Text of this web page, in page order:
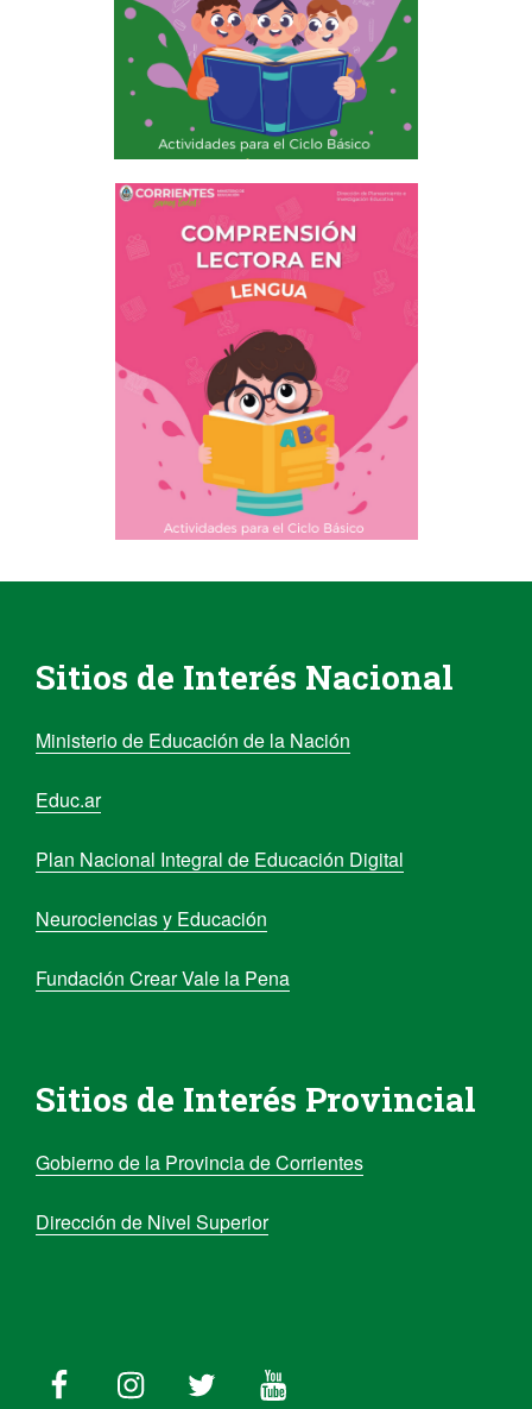
Sitios de Interés Nacional
Ministerio de Educación de la Nación
Educ.ar
Plan Nacional Integral de Educación Digital
Neurociencias y Educación
Fundación Crear Vale la Pena
Sitios de Interés Provincial
Gobierno de la Provincia de Corrientes
Dirección de Nivel Superior